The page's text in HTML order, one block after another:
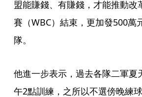
盟能賺錢、有賺錢，才能推動
賽（WBC）結束，更加發500萬
隊。
他進一步表示，過去各隊二軍夏
午2點訓練，之所以不選傍晚練